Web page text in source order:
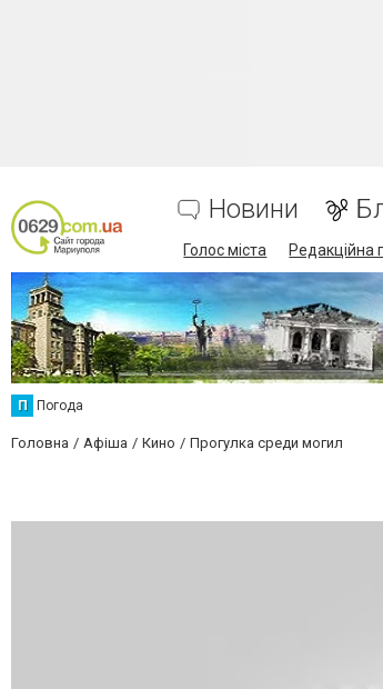
Новини
Голос міста Редакційна
П Погода
Головна Афіша Кино Прогулка среди могил